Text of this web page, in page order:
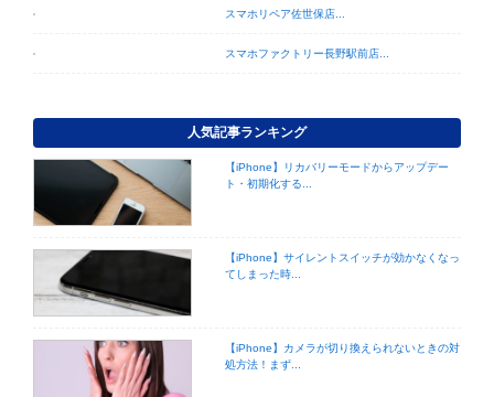
スマホリペア佐世保店...
スマホファクトリー長野駅前店...
人気記事ランキング
【iPhone】リカバリーモードからアップデー
ト・初期化する...
【iPhone】サイレントスイッチが効かなくなっ
てしまった時...
【iPhone】カメラが切り換えられないときの対
処方法！まず...